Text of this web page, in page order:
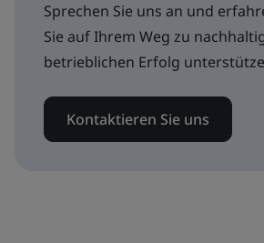
Sprechen Sie uns an und
Sie auf Ihrem Weg zu
betrieblichen Erfolg
Kontaktieren Sie uns